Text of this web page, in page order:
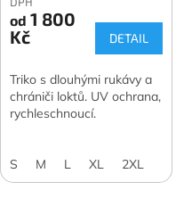
od 1 800
Kč
DETAIL
Triko s dlouhými rukávy a
chrániči loktů. UV ochrana,
rychleschnoucí.
S M L XL 2XL